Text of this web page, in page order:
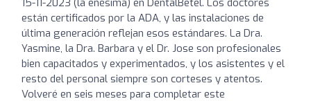
están certificados por la ADA, y las instalaciones de
última generación reflejan esos estándares. La Dra.
Yasmine, la Dra. Barbara y el Dr. Jose son profesionales
bien capacitados y experimentados, y los asistentes y el
resto del personal siempre son corteses y atentos.
Volveré en seis meses para completar este